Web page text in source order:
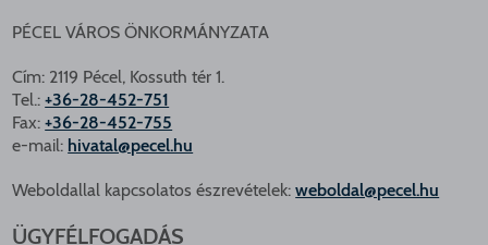
PÉCEL VÁROS ÖNKORMÁNYZATA
Cím: 2119 Pécel, Kossuth tér 1.
Tel.:+36-28-452-751
Fax:+36-28-452-755
e-mail: hivatal@pecel.hu
Weboldallal kapcsolatos észrevételek:weboldal@pecel.hu
ÜGYFÉLFOGADÁS